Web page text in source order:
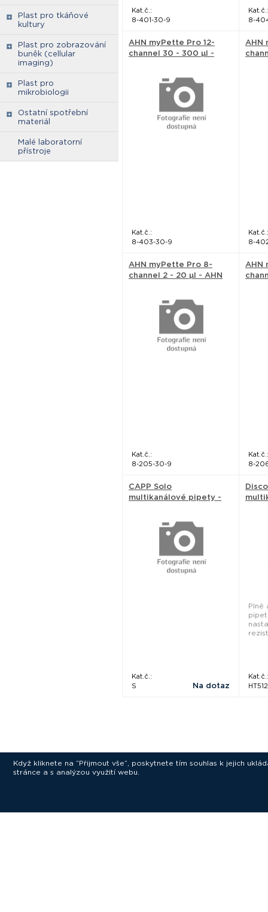
Plast pro tkáňové
kultury
Plast pro zobrazování
buněk (cellular
imaging)
Plast pro
mikrobiologii
Ostatní spotřební
materiál
Malé laboratorní
přístroje
Kat.č.:
8-401-30-9
Kat.č.:
8-
AHN myPette Pro 12-
channel 30 - 300 µl -
Kat.č.:
8-403-30-9
AHN
Kat.č.:
8-
AHN myPette Pro 8-
channel 2 - 20 µl - AHN
Kat.č.:
8-205-30-9
AHN
Kat.č.:
8-
CAPP Solo
multikanálové pipety -
Kat.č.:
S
Na dotaz
Plně
Kat.č.:
HT512
Když kliknete na “Přijmout vše”, poskytnete tím souhlas k jejich
stránce a s analýzou využití webu.